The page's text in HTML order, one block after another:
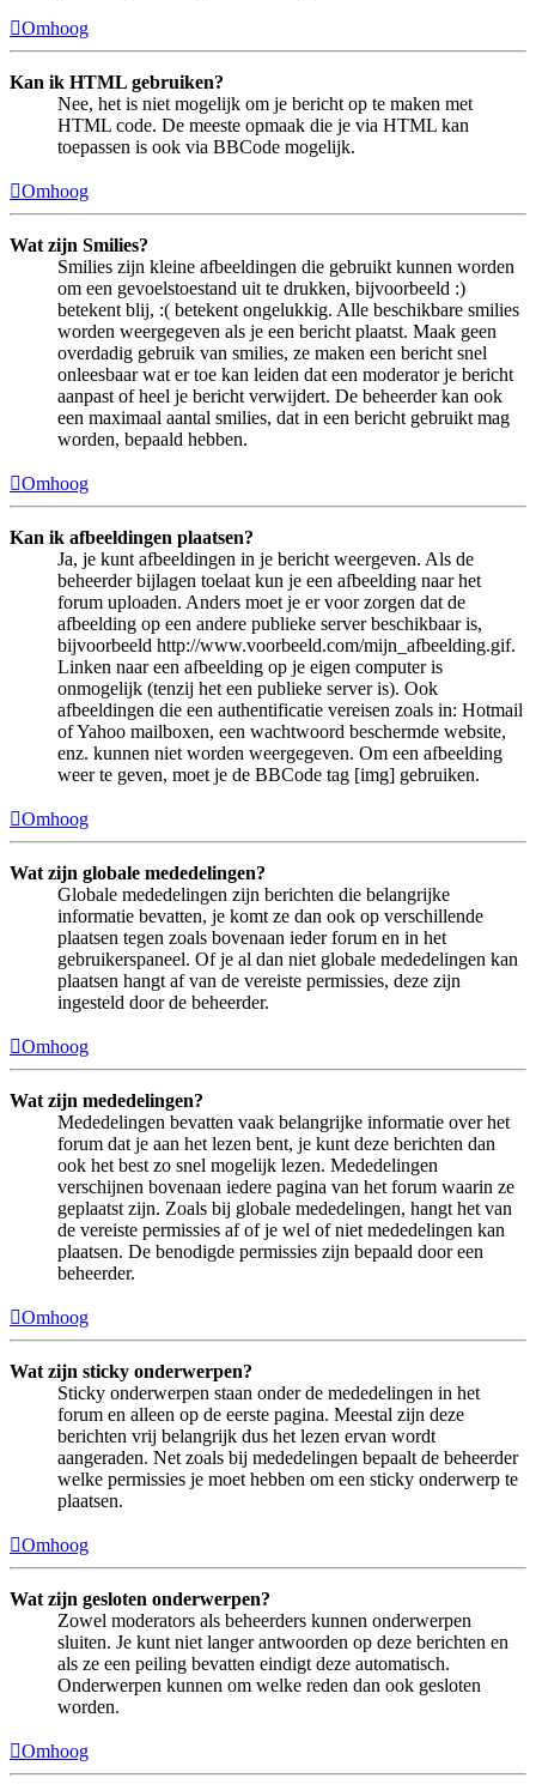
Omhoog
Kan ik HTML gebruiken?
Nee, het is niet mogelijk om je bericht op te maken met
HTML code. De meeste opmaak die je via HTML kan
toepassen is ook via BBCode mogelijk.
Omhoog
Wat zijn Smilies?
Smilies zijn kleine afbeeldingen die gebruikt kunnen worden
om een gevoelstoestand uit te drukken, bijvoorbeeld :)
betekent blij, :( betekent ongelukkig. Alle beschikbare smilies
worden weergegeven als je een bericht plaatst. Maak geen
overdadig gebruik van smilies, ze maken een bericht snel
onleesbaar wat er toe kan leiden dat een moderator je bericht
aanpast of heel je bericht verwijdert. De beheerder kan ook
een maximaal aantal smilies, dat in een bericht gebruikt mag
worden, bepaald hebben.
Omhoog
Kan ik afbeeldingen plaatsen?
Ja, je kunt afbeeldingen in je bericht weergeven. Als de
beheerder bijlagen toelaat kun je een afbeelding naar het
forum uploaden. Anders moet je er voor zorgen dat de
afbeelding op een andere publieke server beschikbaar is,
bijvoorbeeld http://www.voorbeeld.com/mijn_afbeelding.gif.
Linken naar een afbeelding op je eigen computer is
onmogelijk (tenzij het een publieke server is). Ook
afbeeldingen die een authentificatie vereisen zoals in: Hotmail
of Yahoo mailboxen, een wachtwoord beschermde website,
enz. kunnen niet worden weergegeven. Om een afbeelding
weer te geven, moet je de BBCode tag [img] gebruiken.
Omhoog
Wat zijn globale mededelingen?
Globale mededelingen zijn berichten die belangrijke
informatie bevatten, je komt ze dan ook op verschillende
plaatsen tegen zoals bovenaan ieder forum en in het
gebruikerspaneel. Of je al dan niet globale mededelingen kan
plaatsen hangt af van de vereiste permissies, deze zijn
ingesteld door de beheerder.
Omhoog
Wat zijn mededelingen?
Mededelingen bevatten vaak belangrijke informatie over het
forum dat je aan het lezen bent, je kunt deze berichten dan
ook het best zo snel mogelijk lezen. Mededelingen
verschijnen bovenaan iedere pagina van het forum waarin ze
geplaatst zijn. Zoals bij globale mededelingen, hangt het van
de vereiste permissies af of je wel of niet mededelingen kan
plaatsen. De benodigde permissies zijn bepaald door een
beheerder.
Omhoog
Wat zijn sticky onderwerpen?
Sticky onderwerpen staan onder de mededelingen in het
forum en alleen op de eerste pagina. Meestal zijn deze
berichten vrij belangrijk dus het lezen ervan wordt
aangeraden. Net zoals bij mededelingen bepaalt de beheerder
welke permissies je moet hebben om een sticky onderwerp te
plaatsen.
Omhoog
Wat zijn gesloten onderwerpen?
Zowel moderators als beheerders kunnen onderwerpen
sluiten. Je kunt niet langer antwoorden op deze berichten en
als ze een peiling bevatten eindigt deze automatisch.
Onderwerpen kunnen om welke reden dan ook gesloten
worden.
Omhoog